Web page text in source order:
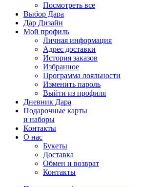
Посмотреть все
Выбор Дара
Дар Дизайн
Мой профиль
Личная информация
Адрес доставки
История заказов
Избранное
Программа лояльности
Изменить пароль
Выйти из профиля
Дневник Дара
Подарочные карты
и наборы
Контакты
О нас
Букеты
Доставка
Обмен и возврат
Контакты